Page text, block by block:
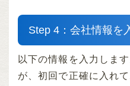
Step 4：会社情報を
以下の情報を入力しま
が、初回で正確に入れ